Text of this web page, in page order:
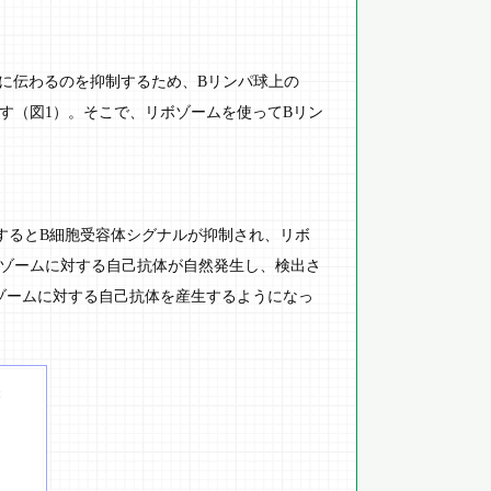
伝わるのを抑制するため、Bリンパ球上の
（図1）。そこで、リボゾームを使ってBリン
とB細胞受容体シグナルが抑制され、リボ
ームに対する自己抗体が自然発生し、検出さ
ムに対する自己抗体を産生するようになっ